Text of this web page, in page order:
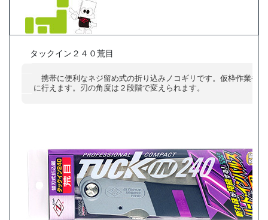
タックイン２４０荒目
携帯に便利なネジ留め式の折り込みノコギリです。仮枠作業や
に行えます。刃の角度は２段階で変えられます。